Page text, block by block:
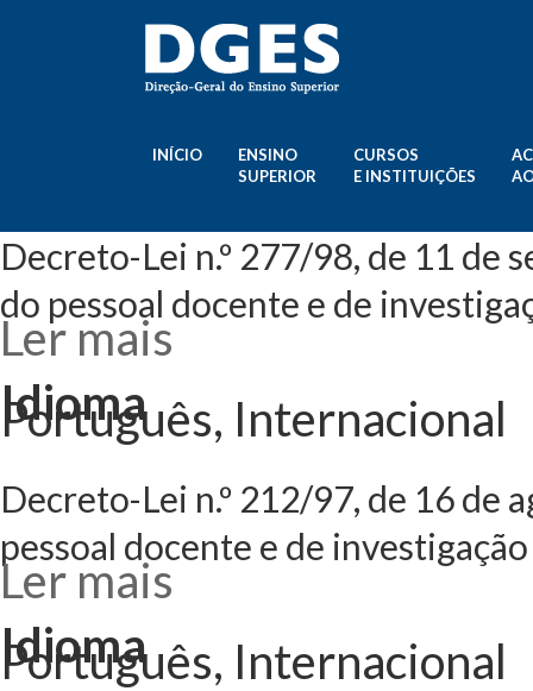
INÍCIO
ENSINO
SUPERIOR
CURSOS
E INSTITUIÇÕES
Decreto-Lei n.º 277/98, de 11 de
do pessoal docente e de
Ler mais acerca de
Idioma
Português, Internacional
Decreto-Lei n.º 212/97, de 16 de
pessoal docente e de investigação
Ler mais acerca de
Idioma
Português, Internacional